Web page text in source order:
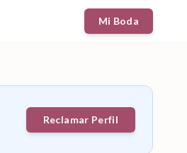
Mi Boda
Reclamar Perfil